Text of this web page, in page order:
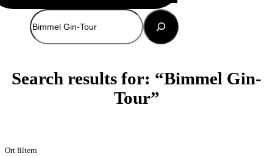
Suchen
Search results for: “Bimmel Gin-
Tour”
Ort filtern